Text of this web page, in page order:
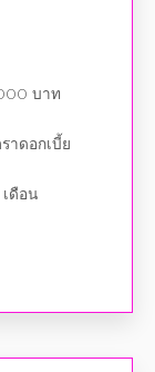
บาท
ดอกเบี้ย
ดือน